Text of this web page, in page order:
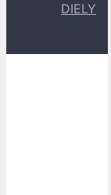
DIELY